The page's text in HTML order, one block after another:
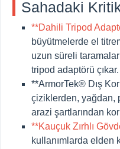
Sahadaki
**Dahili Tripod
büyütmelerde el
uzun süreli
tripod adaptörü çıkar.
**ArmorTek® Dış
çiziklerden, yağdan,
arazi şartlarından
**Kauçuk Zırhlı
kullanımlarda elden